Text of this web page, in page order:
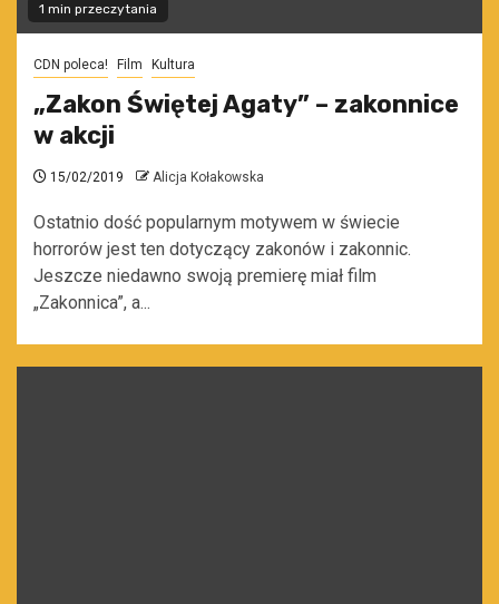
1 min przeczytania
CDN poleca! Film Kultura
„Zakon Świętej Agaty” – zakonnice
w akcji
15/02/2019 Alicja Kołakowska
Ostatnio dość popularnym motywem w świecie
horrorów jest ten dotyczący zakonów i zakonnic.
Jeszcze niedawno swoją premierę miał film
„Zakonnica”, a...